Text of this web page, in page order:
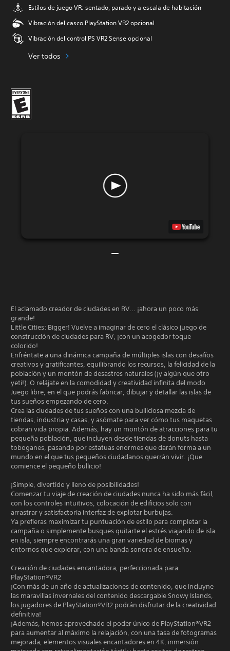
Estilos de juego VR: sentado, parado y a escala de habitación
Vibración del casco PlayStation VR2 opcional
Vibración del control PS VR2 Sense opcional
Ver todos
El aclamado creador de ciudades en RV... ¡ahora un poco más
grande!
Little Cities: Bigger! Vuelve a imaginar de cero el clásico juego de
construcción de ciudades para RV, ¡con un acogedor toque
colorido!
Enfréntate a una dinámica campaña de múltiples islas con desafíos
creativos y gratificantes, equilibrando los recursos, la felicidad de la
población y un montón de desastres naturales (¡y algún que otro
yeti!). O relájate en la comodidad y creatividad infinita del modo
Juego libre, en el que podrás fabricar, dibujar y detallar las islas de
tus sueños empezando de cero.
Crea las ciudades de tus sueños con una bulliciosa mezcla de
tiendas, industria y casas, y asómate para ver cómo tus maquetas
cobran vida propia. Además, hay un montón de atracciones para tu
pequeña población, que incluyen desde tiendas de donuts hasta
toboganes, pasando por estatuas enormes que darán forma a un
mundo en el que tus pequeños ciudadanos querrán vivir. ¡Que
comience el pequeño bullicio!
¡Simple, divertido y lleno de posibilidades!
Comenzar tu viaje de creación de ciudades nunca ha sido más fácil,
con los controles intuitivos, colocación de edificios solo con
arrastrar y satisfactoria interfaz de explotar burbujas.
Ya prefieras maximizar tu puntuación de estilo para completar la
campaña o simplemente busques quitarte el estrés viajando de isla
en isla, siempre encontrarás una gran variedad de biomas y
entornos que explorar, con una banda sonora de ensueño.
Creación de ciudades encantadora, perfeccionada para
PlayStation®VR2
¡Con más de un año de actualizaciones de contenido, que incluyne
las maravillas invernales del contenido descargable Snowy Islands,
los jugadores de PlayStation®VR2 podrán disfrutar de la creatividad
definitiva!
¡Además, hemos aprovechado el poder único de PlayStation®VR2
para aumentar al máximo la relajación, con una tasa de fotogramas
mejorada, elementos visuales encantadores en 4K, inmersión